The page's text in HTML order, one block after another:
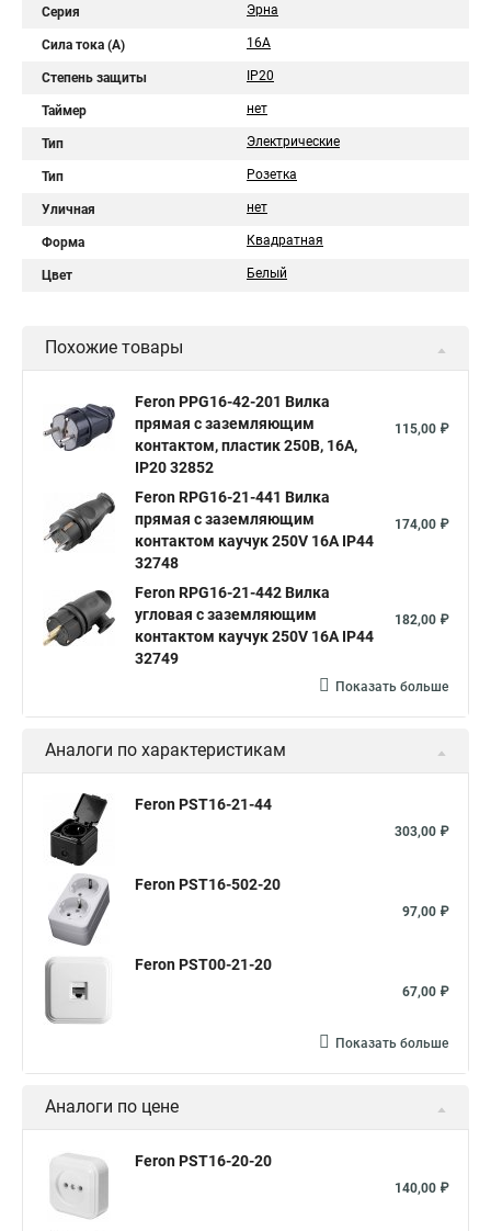
Серия Эрна
Сила тока (A) 16А
Степень защиты IP20
Таймер нет
Тип Электрические
Тип Розетка
Уличная нет
Форма Квадратная
Цвет Белый
Похожие товары
Feron PPG16-42-201 Вилка
прямая с заземляющим
контактом, пластик 250В, 16A,
IP20 32852
115,00 ₽
Feron RPG16-21-441 Вилка
прямая с заземляющим
контактом каучук 250V 16A IP44
32748
174,00 ₽
Feron RPG16-21-442 Вилка
угловая с заземляющим
контактом каучук 250V 16A IP44
32749
182,00 ₽
Показать больше
Аналоги по характеристикам
Feron PST16-21-44
303,00 ₽
Feron PST16-502-20
97,00 ₽
Feron PST00-21-20
67,00 ₽
Показать больше
Аналоги по цене
Feron PST16-20-20
140,00 ₽